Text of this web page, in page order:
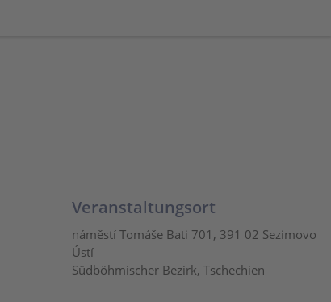
Veranstaltungsort
náměstí Tomáše Bati 701, 391 02 Sezimovo
Ústí
Südböhmischer Bezirk, Tschechien